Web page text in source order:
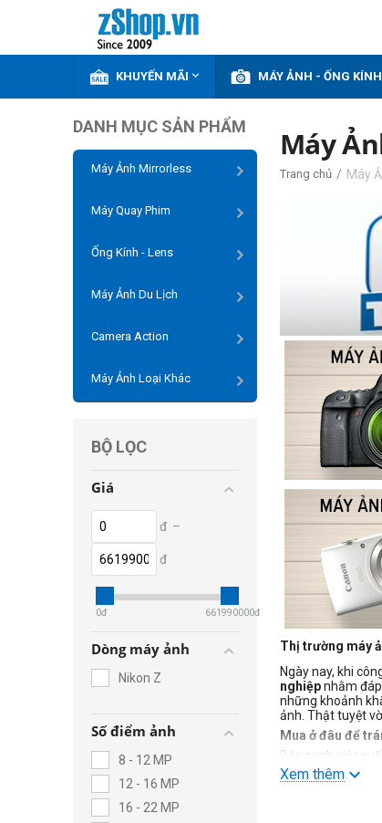
KHUYẾN MÃI  MÁY ẢNH - ỐNG KÍNH
DANH MỤC SẢN PHẨM
Máy Ảnh Mirrorless
Máy Quay Phim
Ống Kính - Lens
Máy Ảnh Du Lịch
Camera Action
Máy Ảnh Loại Khác
BỘ LỌC
Giá
đ –
đ
0đ 661990000đ
Dòng máy ảnh
Nikon Z
Số điểm ảnh
8 - 12 MP
12 - 16 MP
16 - 22 MP
Máy
Trang chủ / Máy
Thị trường máy
Ngày nay, khi
nghiệpnhằm
những khoảnh
ảnh. Thật tuyệt
Mua ở đâu để
Bên cạnh việc
lượng, phù hợp
Xem thêm